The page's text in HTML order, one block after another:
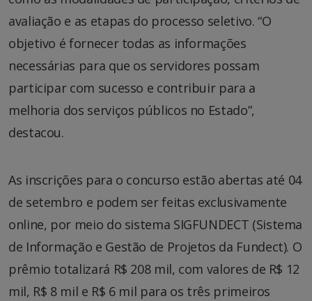
avaliação e as etapas do processo seletivo. “O
objetivo é fornecer todas as informações
necessárias para que os servidores possam
participar com sucesso e contribuir para a
melhoria dos serviços públicos no Estado”,
destacou.
As inscrições para o concurso estão abertas até 04
de setembro e podem ser feitas exclusivamente
online, por meio do sistema SIGFUNDECT (Sistema
de Informação e Gestão de Projetos da Fundect). O
prêmio totalizará R$ 208 mil, com valores de R$ 12
mil, R$ 8 mil e R$ 6 mil para os três primeiros